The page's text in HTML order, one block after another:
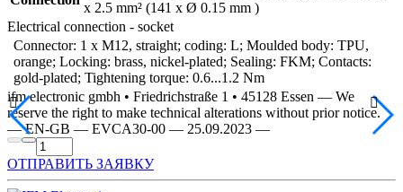
x 2.5 mm² (141 x Ø 0.15 mm )
Electrical connection - socket
Connector: 1 x M12, straight; coding: L; Moulded body: TPU,
orange; Locking: brass, nickel-plated; Sealing: FKM; Contacts:
gold-plated; Tightening torque: 0.6...1.2 Nm
ifm electronic gmbh • Friedrichstraße 1 • 45128 Essen — We
reserve the right to make technical alterations without prior notice.
— EN-GB — EVCA30-00 — 25.09.2023 —
ОТПРАВИТЬ ЗАЯВКУ